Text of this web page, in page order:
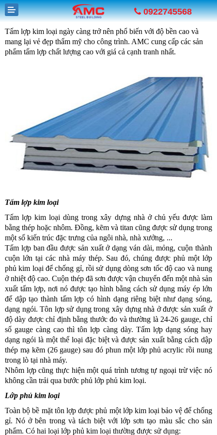
DỰ ÁN
TUYỂN DỤNG
TIN TỨC
0922745568
Tấm lợp kim loại ngày càng trở nên phổ biến với độ bền cao và
mang lại vẻ đẹp thẩm mỹ cho công trình. AMC cung cấp các sản
phẩm tấm lợp chất lượng cao với giá cả cạnh tranh nhất.
Tấm lợp kim loại
Tấm lợp kim loại dùng trong xây dựng nhà ở chủ yếu được làm
bằng thép hoặc nhôm. Đồng, kẽm và titan cũng được sử dụng trong
một số kiến trúc đặc trưng của ngôi nhà, nhà xưởng, ...
Tấm lợp ban đầu được sản xuất ở dạng ván dài, mỏng, cuộn thành
cuộn lớn tại các nhà máy thép. Sau đó, chúng được phủ một lớp
phủ kim loại để chống gỉ, rồi sử dụng dòng sơn tốc độ cao và nung
ở nhiệt độ cao. Cuộn thép đã sơn được vận chuyển đến một nhà sản
xuất tấm lợp, nơi nó được tạo hình bằng cách sử dụng máy ép lớn
để dập tạo thành tấm lợp có hình dạng riêng biệt như dạng sóng,
dạng ngói.Tôn lợp sử dụng trong xây dựng nhà ở được sản xuất ở
độ dày được chỉ định bằng thước đo và thường là 24-26 gauge, chỉ
số gauge càng cao thì tôn lợp càng dày. Tấm lợp dạng sóng hay
dạng ngói là một thể loại đặc biệt và được sản xuất bằng cách dập
thép mạ kẽm (26 gauge) sau đó phun một lớp phủ acrylic rồi nung
trong lò tại nhà máy.
Nhôm lợp cũng thực hiện một quá trình tương tự ngoại trừ việc nó
không cần trải qua bước phủ lớp phủ kim loại.
Lớp phủ kim loại
Toàn bộ bề mặt tôn lợp được phủ một lớp kim loại bảo vệ để chống
gỉ. Nó ở bên trong và tách biệt với lớp sơn tạo màu sắc cho sản
phẩm. Có hai loại lớp phủ kim loại thường được sử dụng: